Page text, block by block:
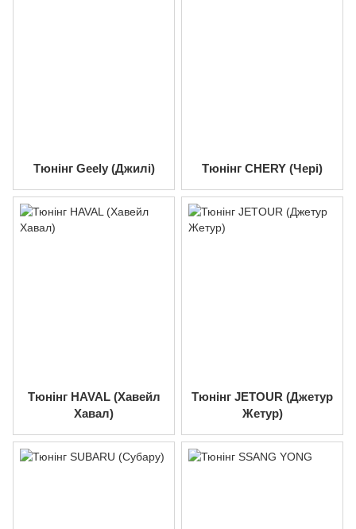
Тюнінг Geely (Джилі) Тюнінг CHERY (Чері)
Тюнінг HAVAL (Хавейл
Хавал)
Тюнінг JETOUR (Джетур
Жетур)